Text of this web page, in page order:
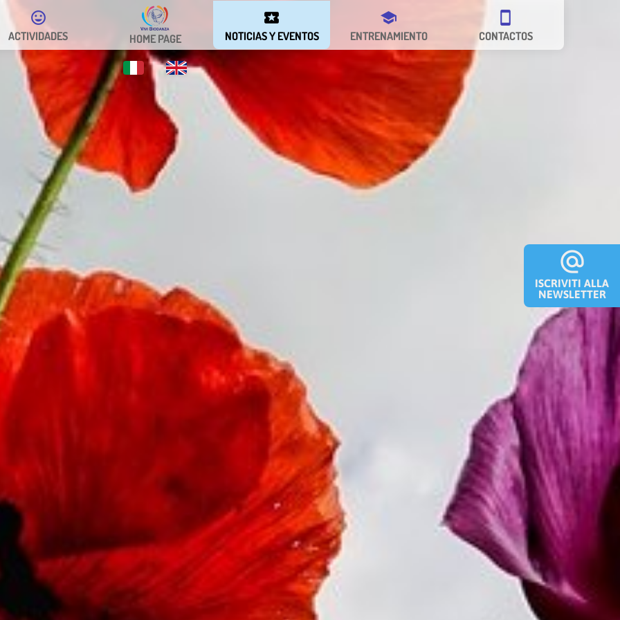
it en
HOME PAGE
tag_faces
ACTIVIDADES
local_activity
NOTICIAS Y EVENTOS
school
ENTRENAMIENTO
smartphone
CONTACTOS
alternate_email
ISCRIVITI ALLA
NEWSLETTER